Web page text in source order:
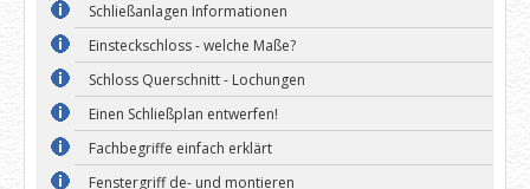
Schließanlagen Informationen
Einsteckschloss - welche Maße?
Schloss Querschnitt - Lochungen
Einen Schließplan entwerfen!
Fachbegriffe einfach erklärt
Fenstergriff de- und montieren